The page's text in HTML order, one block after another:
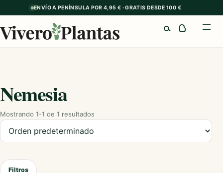
ENVÍO A PENÍNSULA POR 4,95 € · GRATIS DESDE 100 €
Nemesia
Mostrando 1-1 de 1 resultados
Ordenar productos
Filtros